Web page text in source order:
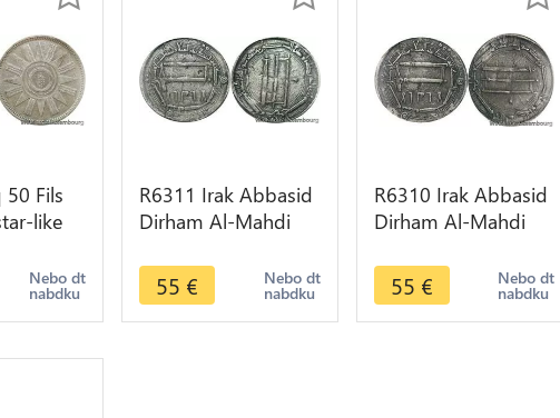
50 Fils
like
-> Make
Nebo dt
nabdku
R6311 Irak Abbasid
Dirham Al-Mahdi
ND 775 785 Fourée
Silvered
55 € Nebo dt
nabdku
R6310 Irak Abbasid
Dirham Al-Mahdi
ND 775 785 Fourée
Silvered
55 € Nebo dt
nabdku